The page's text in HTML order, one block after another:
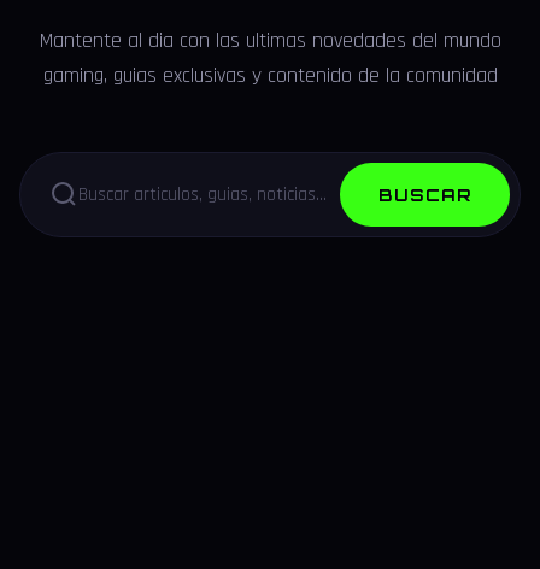
Mantente al dia con las ultimas novedades del mundo
gaming, guias exclusivas y contenido de la comunidad
BUSCAR